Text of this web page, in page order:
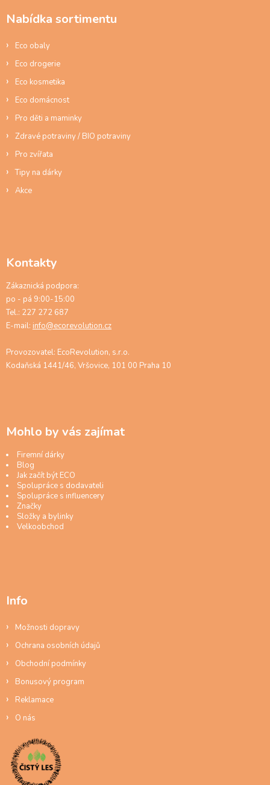
Nabídka sortimentu
Eco obaly
Eco drogerie
Eco kosmetika
Eco domácnost
Pro děti a maminky
Zdravé potraviny / BIO potraviny
Pro zvířata
Tipy na dárky
Akce
Kontakty
Zákaznická podpora:
po - pá 9:00-15:00
Tel.: 227 272 687
E-mail: info@ecorevolution.cz
Provozovatel: EcoRevolution, s.r.o.
Kodaňská 1441/46, Vršovice, 101 00 Praha 10
Mohlo by vás zajímat
Firemní dárky
Blog
Jak začít být ECO
Spolupráce s dodavateli
Spolupráce s influencery
Značky
Složky a bylinky
Velkoobchod
Info
Možnosti dopravy
Ochrana osobních údajů
Obchodní podmínky
Bonusový program
Reklamace
O nás